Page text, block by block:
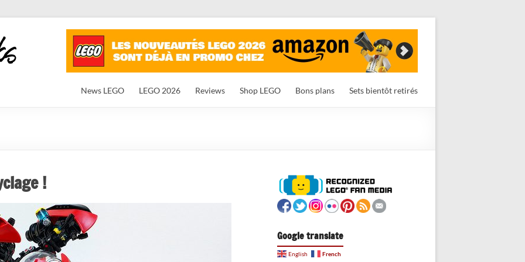
News LEGO LEGO 2026 Reviews Shop LEGO Bons plans Sets bientôt retirés
!
Google translate
English French